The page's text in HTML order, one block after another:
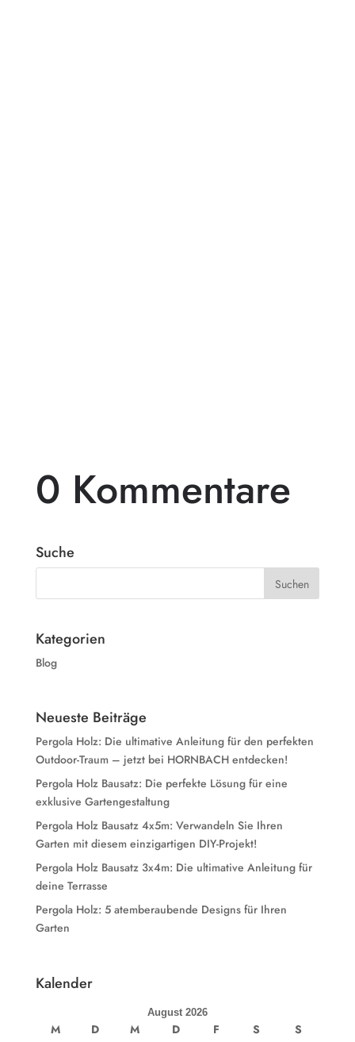
0 Kommentare
Suche
Kategorien
Blog
Neueste Beiträge
Pergola Holz: Die ultimative Anleitung für den perfekten
Outdoor-Traum – jetzt bei HORNBACH entdecken!
Pergola Holz Bausatz: Die perfekte Lösung für eine
exklusive Gartengestaltung
Pergola Holz Bausatz 4x5m: Verwandeln Sie Ihren
Garten mit diesem einzigartigen DIY-Projekt!
Pergola Holz Bausatz 3x4m: Die ultimative Anleitung für
deine Terrasse
Pergola Holz: 5 atemberaubende Designs für Ihren
Garten
Kalender
August 2026
M D M D F S
S